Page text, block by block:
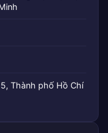
Thành phố Hồ Chí